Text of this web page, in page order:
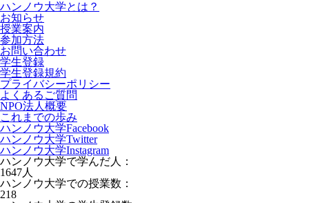
ハンノウ大学とは？
お知らせ
授業案内
参加方法
お問い合わせ
学生登録
学生登録規約
プライバシーポリシー
よくあるご質問
NPO法人概要
これまでの歩み
ハンノウ大学Facebook
ハンノウ大学Twitter
ハンノウ大学Instagram
ハンノウ大学で学んだ人：
1647人
ハンノウ大学での授業数：
218